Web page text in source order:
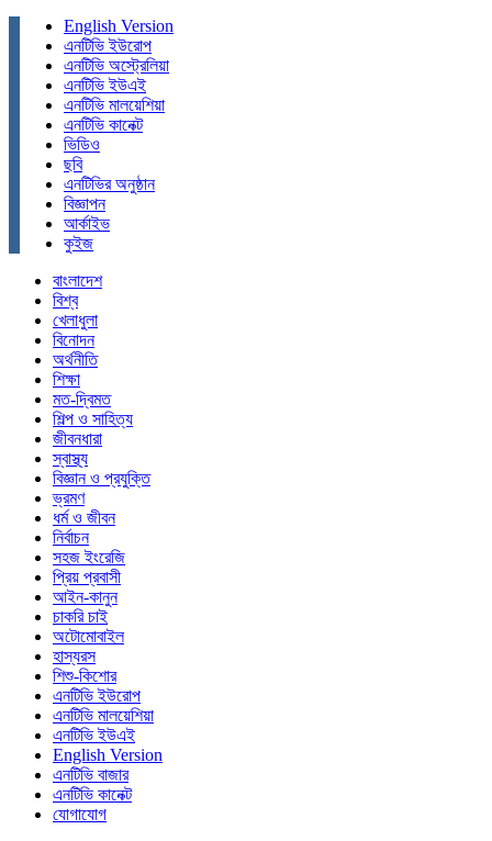
English Version
এনটিভি ইউরোপ
এনটিভি অস্ট্রেলিয়া
এনটিভি ইউএই
এনটিভি মালয়েশিয়া
এনটিভি কানেক্ট
ভিডিও
ছবি
এনটিভির অনুষ্ঠান
বিজ্ঞাপন
আর্কাইভ
কুইজ
বাংলাদেশ
বিশ্ব
খেলাধুলা
বিনোদন
অর্থনীতি
শিক্ষা
মত-দ্বিমত
শিল্প ও সাহিত্য
জীবনধারা
স্বাস্থ্য
বিজ্ঞান ও প্রযুক্তি
ভ্রমণ
ধর্ম ও জীবন
নির্বাচন
সহজ ইংরেজি
প্রিয় প্রবাসী
আইন-কানুন
চাকরি চাই
অটোমোবাইল
হাস্যরস
শিশু-কিশোর
এনটিভি ইউরোপ
এনটিভি মালয়েশিয়া
এনটিভি ইউএই
English Version
এনটিভি বাজার
এনটিভি কানেক্ট
যোগাযোগ